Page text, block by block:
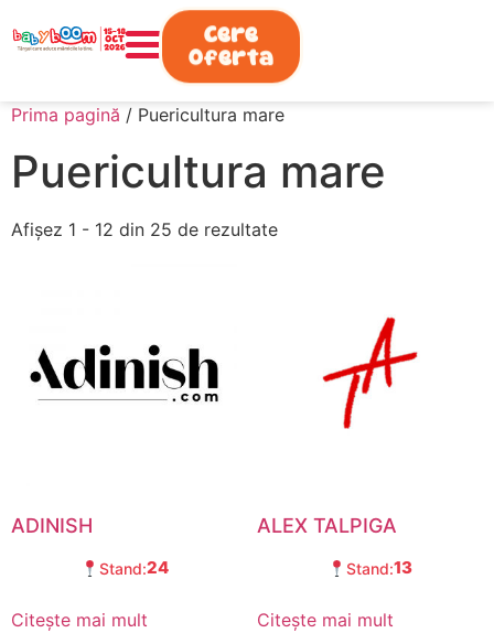
0730.808.038 Cere
Oferta
Prima pagină / Puericultura mare
Puericultura mare
Afișez 1 - 12 din 25 de rezultate
ADINISH
Stand:24
Citește mai mult
ALEX TALPIGA
Stand:13
Citește mai mult